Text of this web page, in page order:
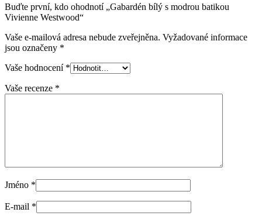
Buďte první, kdo ohodnotí „Gabardén bílý s modrou batikou
Vivienne Westwood“
Vaše e-mailová adresa nebude zveřejněna. Vyžadované informace
jsou označeny *
Vaše hodnocení *
Vaše recenze *
Jméno *
E-mail *